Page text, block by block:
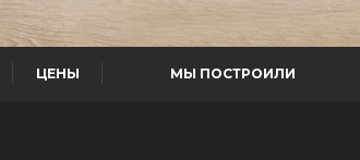
ЦЕНЫ МЫ ПОСТРОИЛИ